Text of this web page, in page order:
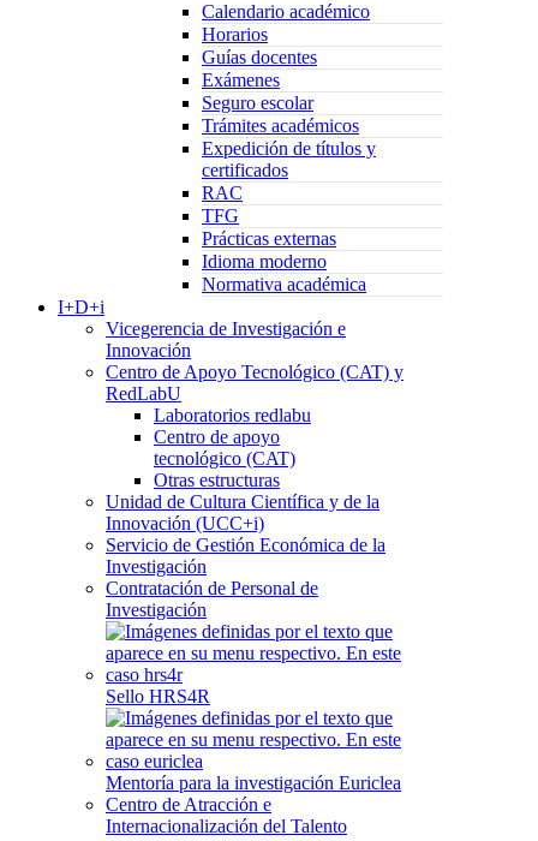
Calendario académico
Horarios
Guías docentes
Exámenes
Seguro escolar
Trámites académicos
Expedición de títulos y
certificados
RAC
TFG
Prácticas externas
Idioma moderno
Normativa académica
I+D+i
Vicegerencia de Investigación e
Innovación
Centro de Apoyo Tecnológico (CAT) y
RedLabU
Laboratorios redlabu
Centro de apoyo
tecnológico (CAT)
Otras estructuras
Unidad de Cultura Científica y de la
Innovación (UCC+i)
Servicio de Gestión Económica de la
Investigación
Contratación de Personal de
Investigación
Sello HRS4R
Mentoría para la investigación Euriclea
Centro de Atracción e
Internacionalización del Talento